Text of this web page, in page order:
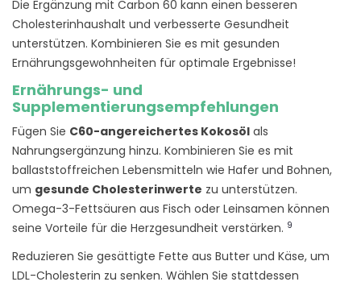
Die Ergänzung mit Carbon 60 kann einen besseren
Cholesterinhaushalt und verbesserte Gesundheit
unterstützen. Kombinieren Sie es mit gesunden
Ernährungsgewohnheiten für optimale Ergebnisse!
Ernährungs- und
Supplementierungsempfehlungen
Fügen Sie C60-angereichertes Kokosöl als
Nahrungsergänzung hinzu. Kombinieren Sie es mit
ballaststoffreichen Lebensmitteln wie Hafer und Bohnen,
um gesunde Cholesterinwerte zu unterstützen.
Omega-3-Fettsäuren aus Fisch oder Leinsamen können
seine Vorteile für die Herzgesundheit verstärken. 9
Reduzieren Sie gesättigte Fette aus Butter und Käse, um
LDL-Cholesterin zu senken. Wählen Sie stattdessen